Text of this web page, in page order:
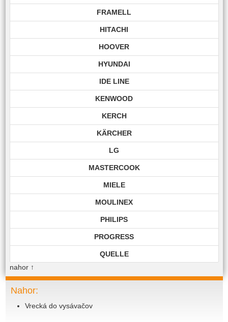
FRAMELL
HITACHI
HOOVER
HYUNDAI
IDE LINE
KENWOOD
KERCH
KÄRCHER
LG
MASTERCOOK
MIELE
MOULINEX
PHILIPS
PROGRESS
QUELLE
nahor↑
Nahor:
Vrecká do vysávačov